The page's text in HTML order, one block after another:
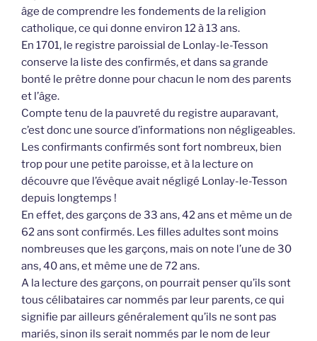
âge de comprendre les fondements de la religion
catholique, ce qui donne environ 12 à 13 ans.
En 1701, le registre paroissial de Lonlay-le-Tesson
conserve la liste des confirmés, et dans sa grande
bonté le prêtre donne pour chacun le nom des parents
et l’âge.
Compte tenu de la pauvreté du registre auparavant,
c’est donc une source d’informations non négligeables.
Les confirmants confirmés sont fort nombreux, bien
trop pour une petite paroisse, et à la lecture on
découvre que l’évêque avait négligé Lonlay-le-Tesson
depuis longtemps !
En effet, des garçons de 33 ans, 42 ans et même un de
62 ans sont confirmés. Les filles adultes sont moins
nombreuses que les garçons, mais on note l’une de 30
ans, 40 ans, et même une de 72 ans.
A la lecture des garçons, on pourrait penser qu’ils sont
tous célibataires car nommés par leur parents, ce qui
signifie par ailleurs généralement qu’ils ne sont pas
mariés, sinon ils serait nommés par le nom de leur